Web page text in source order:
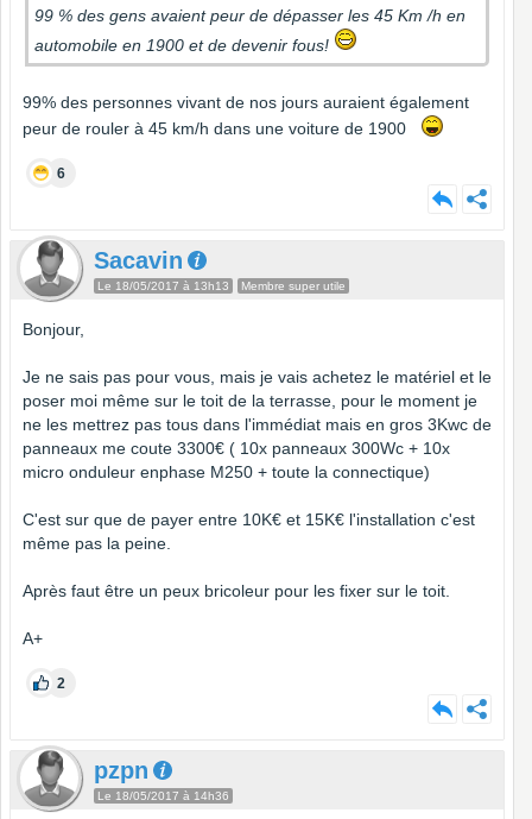
99 % des gens avaient peur de dépasser les 45 Km /h en
automobile en 1900 et de devenir fous!
99% des personnes vivant de nos jours auraient également
peur de rouler à 45 km/h dans une voiture de 1900
6
Sacavin
Le 18/05/2017 à 13h13 Membre super utile
Bonjour,
Je ne sais pas pour vous, mais je vais achetez le matériel et le
poser moi même sur le toit de la terrasse, pour le moment je
ne les mettrez pas tous dans l'immédiat mais en gros 3Kwc de
panneaux me coute 3300€ ( 10x panneaux 300Wc + 10x
micro onduleur enphase M250 + toute la connectique)
C'est sur que de payer entre 10K€ et 15K€ l'installation c'est
même pas la peine.
Après faut être un peux bricoleur pour les fixer sur le toit.
A+
2
pzpn
Le 18/05/2017 à 14h36